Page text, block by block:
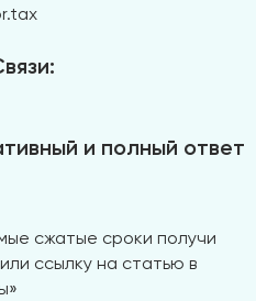
и полный ответ
сжатые сроки получи
ссылку на статью в